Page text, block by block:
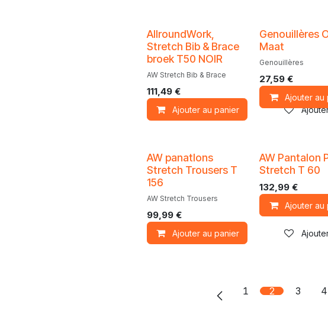
AllroundWork,
Stretch Bib & Brace
broek T50 NOIR
AW Stretch Bib & Brace
111,49€
Ajouter au panier
Genouillères
Maat
Genouillères
27,59 €
Ajouter au
AW panatlons
Stretch Trousers T
156
AW Stretch Trousers
99,99€
Ajouter au panier
AW Pantalon
Stretch T 60
132,99 €
Ajouter au
1 2 3 4